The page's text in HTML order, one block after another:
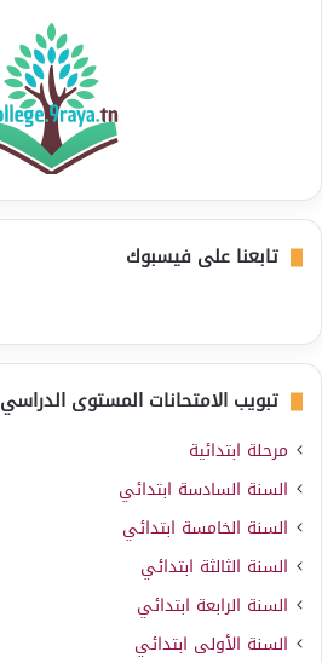
تابعنا على فيسبوك
تبويب الامتحانات المستوى الدراسي
مرحلة ابتدائية
السنة السادسة ابتدائي
السنة الخامسة ابتدائي
السنة الثالثة ابتدائي
السنة الرابعة ابتدائي
السنة الأولى ابتدائي